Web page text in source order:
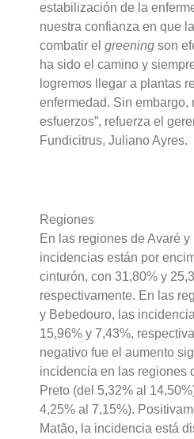
estabilización de la
nuestra confianza en que
combatir elgreening son
ha sido el camino y
logremos llegar a plantas
enfermedad. Sin embargo,
esfuerzos”, refuerza el
Fundicitrus, Juliano Ayres.
Regiones
En las regiones de Avaré
incidencias están por
cinturón, con 31,80% y
respectivamente. En las
y Bebedouro, las
15,96% y 7,43%,
negativo fue el aumento
incidencia en las regiones
Preto (del 5,32% al
4,25% al 7,15%).
Matão, la incidencia está